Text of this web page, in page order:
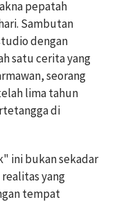
pepatah
Sambutan
dengan
satu cerita yang
seorang
lima tahun
di
ini bukan sekadar
yang
tempat